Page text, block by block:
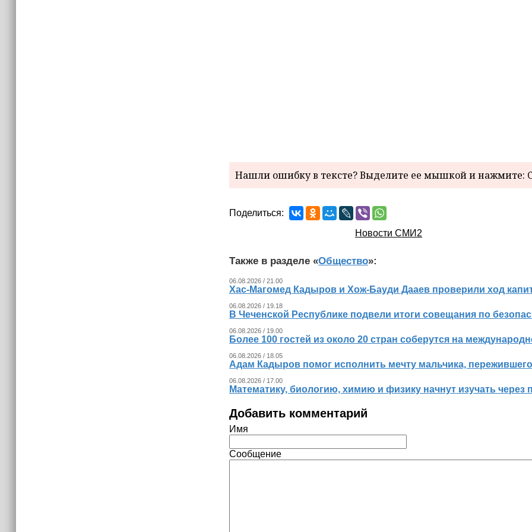
Нашли ошибку в тексте? Выделите ее мышкой и нажмите:
Поделиться:
Новости СМИ2
Также в разделе «Общество»:
06.08.2026 / 21.00
Хас-Магомед Кадыров и Хож-Бауди Дааев проверили ход
06.08.2026 / 19.18
В Чеченской Республике подвели итоги совещания по
06.08.2026 / 19.00
Более 100 гостей из около 20 стран соберутся на
06.08.2026 / 18.05
Адам Кадыров помог исполнить мечту мальчика,
06.08.2026 / 17.00
Математику, биологию, химию и физику начнут изучать
Добавить комментарий
Имя
Сообщение